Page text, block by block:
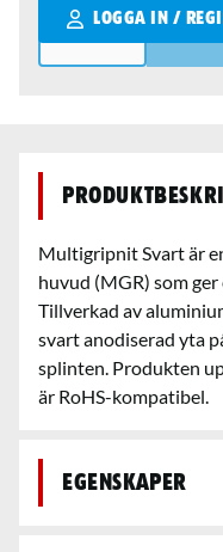
LOGGA IN /
Qantity
Multigripnit Svart är
huvud (MGR) som
Tillverkad av
svart anodiserad yta
splinten. Produkten
är RoHS-kompatibel.
Egenskaper